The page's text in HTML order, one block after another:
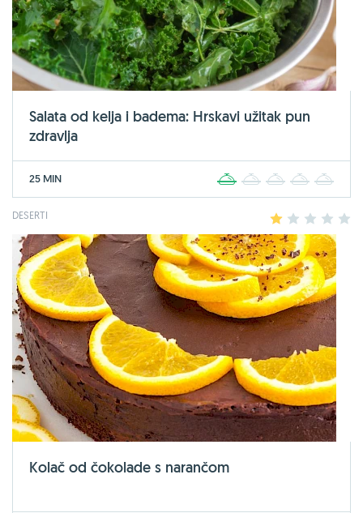
Salata od kelja i badema: Hrskavi užitak pun
zdravlja
25 MIN 2 3 4
DESERTI 2 3 4
Kolač od čokolade s narančom